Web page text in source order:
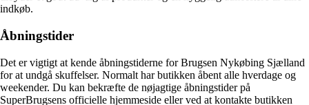
indkøb.
Åbningstider
Det er vigtigt at kende åbningstiderne for Brugsen Nykøbing Sjælland
for at undgå skuffelser. Normalt har butikken åbent alle hverdage og
weekender. Du kan bekræfte de nøjagtige åbningstider på
SuperBrugsens officielle hjemmeside eller ved at kontakte butikken